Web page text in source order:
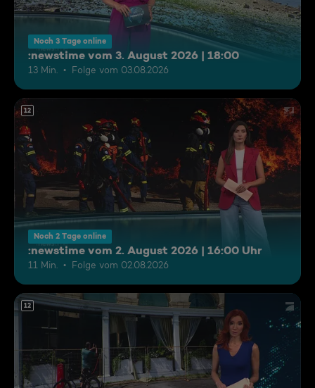
Noch 3 Tage online
:newstime vom 3. August 2026 | 18:00
13 Min. Folge vom 03.08.2026
12
Noch 2 Tage online
:newstime vom 2. August 2026 | 16:00 Uhr
11 Min. Folge vom 02.08.2026
12